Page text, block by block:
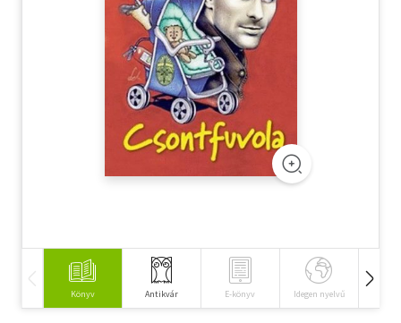
Szótár, nyelvkönyv
Tankönyv, segédkönyv
Társadalomtudomány
Természettudomány
Könyv Antikvár E-könyv Idegen nyelvű